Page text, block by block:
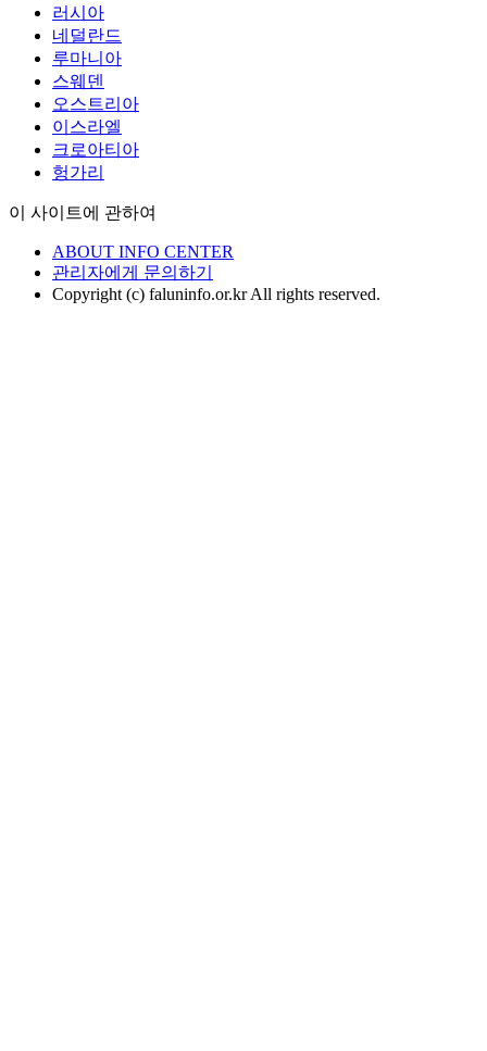
러시아
네덜란드
루마니아
스웨덴
오스트리아
이스라엘
크로아티아
헝가리
이 사이트에 관하여
ABOUT INFO CENTER
관리자에게 문의하기
Copyright (c) faluninfo.or.kr All rights reserved.